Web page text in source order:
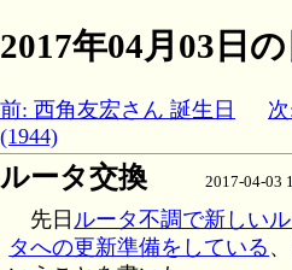
2017年04月03日
前: 西角友宏さん 誕生日
(1944)
ルータ交換 2017-04-
先日 ルータ不調で新しい
タへの更新準備をしている